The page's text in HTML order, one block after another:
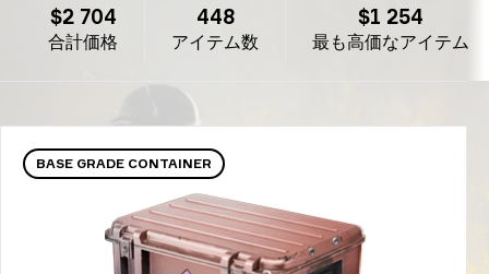
合計価格
$2 704
アイテム数
448
最も高価なアイテム
$1 254
BASE GRADE CONTAINER